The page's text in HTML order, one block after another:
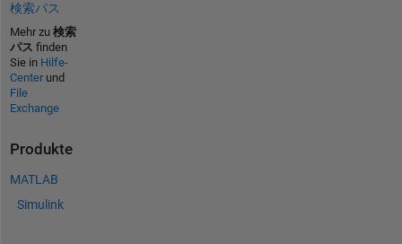
検索パス
Mehr zu 検索
パス finden
Sie in Hilfe-
Centerund
File
Exchange
Produkte
MATLAB
Simulink